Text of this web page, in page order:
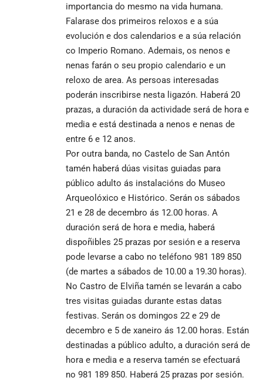
importancia do mesmo na vida humana.
Falarase dos primeiros reloxos e a súa
evolución e dos calendarios e a súa relación
co Imperio Romano. Ademais, os nenos e
nenas farán o seu propio calendario e un
reloxo de area. As persoas interesadas
poderán inscribirse nesta ligazón. Haberá 20
prazas, a duración da actividade será de hora e
media e está destinada a nenos e nenas de
entre 6 e 12 anos.
Por outra banda, no Castelo de San Antón
tamén haberá dúas visitas guiadas para
público adulto ás instalacións do Museo
Arqueolóxico e Histórico. Serán os sábados
21 e 28 de decembro ás 12.00 horas. A
duración será de hora e media, haberá
dispoñibles 25 prazas por sesión e a reserva
pode levarse a cabo no teléfono 981 189 850
(de martes a sábados de 10.00 a 19.30 horas).
No Castro de Elviña tamén se levarán a cabo
tres visitas guiadas durante estas datas
festivas. Serán os domingos 22 e 29 de
decembro e 5 de xaneiro ás 12.00 horas. Están
destinadas a público adulto, a duración será de
hora e media e a reserva tamén se efectuará
no 981 189 850. Haberá 25 prazas por sesión.